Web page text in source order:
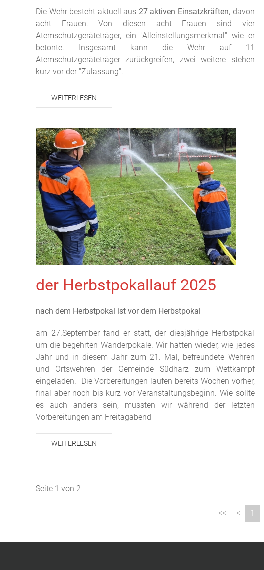
Die Wehr besteht aktuell aus 27 aktiven Einsatzkräften, davon
acht Frauen. Von diesen acht Frauen sind vier
Atemschutzgeräteträger, ein "Alleinstellungsmerkmal" wie er
betonte. Insgesamt kann die Wehr auf 11
Atemschutzgeräteträger zurückgreifen, zwei weitere stehen
kurz vor der "Zulassung".
WEITERLESEN
der Herbstpokallauf 2025
nach dem Herbstpokal ist vor dem Herbstpokal
am 27.September fand er statt, der diesjährige Herbstpokal
um die begehrten Wanderpokale. Wir hatten wieder, wie jedes
Jahr und in diesem Jahr zum 21. Mal, befreundete Wehren
und Ortswehren der Gemeinde Südharz zum Wettkampf
eingeladen. Die Vorbereitungen laufen bereits Wochen vorher,
final aber noch bis kurz vor Veranstaltungsbeginn. Wie sollte
es auch anders sein, mussten wir während der letzten
Vorbereitungen am Freitagabend
WEITERLESEN
Seite 1 von 2
1